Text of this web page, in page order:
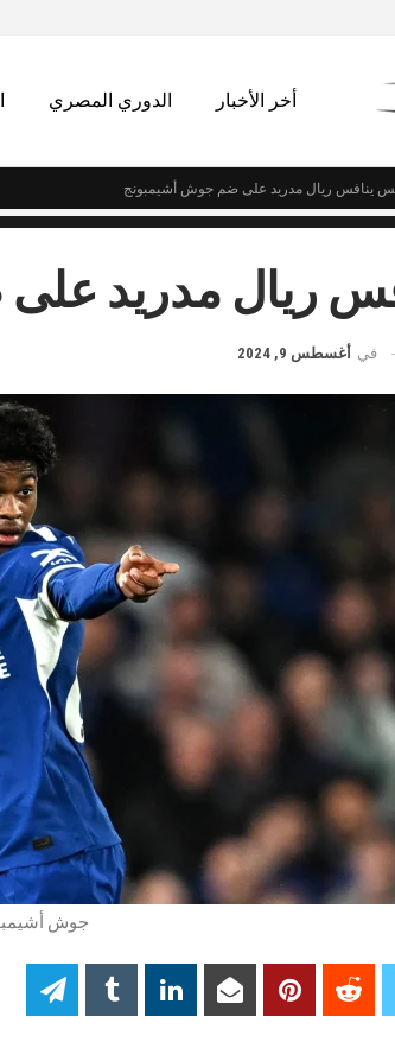
أخر الأخبار الدوري المصري
ينافس ريال مدريد على ضم جوش أشيمبونج
ريال مدريد
في أغسطس 9, 2024
جوش